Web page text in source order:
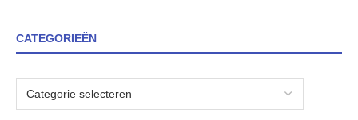
CATEGORIEËN